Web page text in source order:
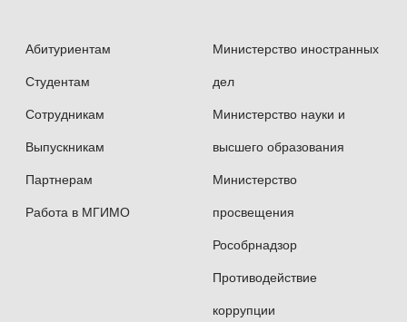
Абитуриентам
Студентам
Сотрудникам
Выпускникам
Партнерам
Работа в МГИМО
Министерство иностранных
дел
Министерство науки и
высшего образования
Министерство
просвещения
Рособрнадзор
Противодействие
коррупции